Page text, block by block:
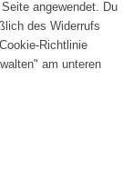
angewendet. Du
des Widerrufs
Richtlinie
am unteren